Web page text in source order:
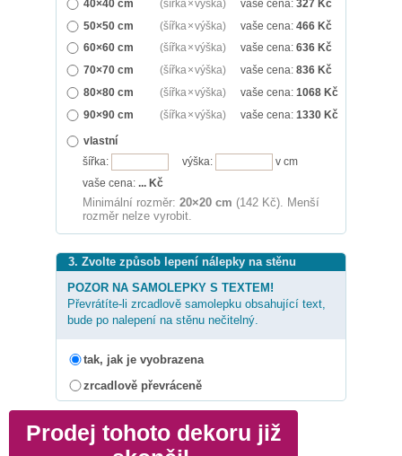
40×40 cm
(šířka × výška) vaše cena: 327 Kč
50×50 cm
(šířka × výška) vaše cena: 466 Kč
60×60 cm
(šířka × výška) vaše cena: 636 Kč
70×70 cm
(šířka × výška) vaše cena: 836 Kč
80×80 cm
(šířka × výška) vaše cena: 1068 Kč
90×90 cm
(šířka × výška) vaše cena: 1330 Kč
vlastní
šířka:
výška:
v cm
vaše cena: ... Kč
Minimální rozměr: 20×20 cm (142 Kč). Menší
rozměr nelze vyrobit.
3. Zvolte způsob lepení nálepky na stěnu
POZOR NA SAMOLEPKY S TEXTEM!
Převrátíte-li zrcadlově samolepku obsahující text,
bude po nalepení na stěnu nečitelný.
tak, jak je vyobrazena
zrcadlově převráceně
Prodej tohoto dekoru již